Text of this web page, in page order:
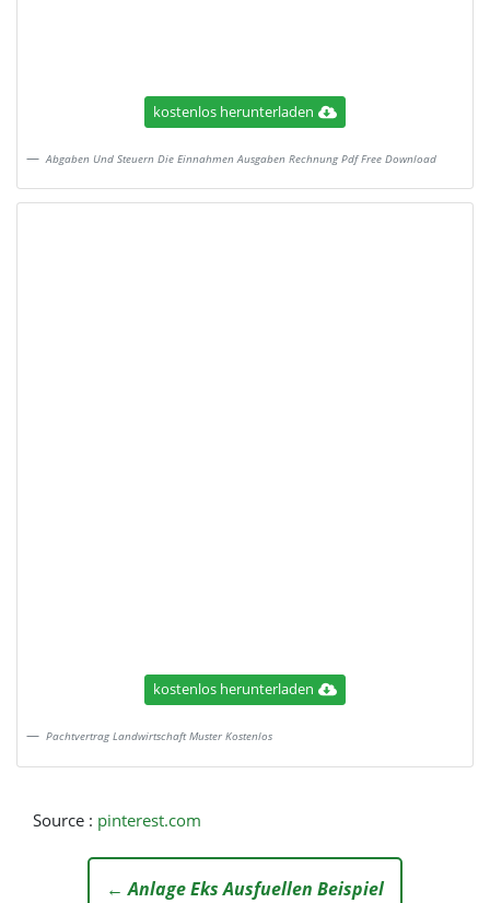
kostenlos herunterladen
Abgaben Und Steuern Die Einnahmen Ausgaben Rechnung Pdf Free Download
kostenlos herunterladen
Pachtvertrag Landwirtschaft Muster Kostenlos
Source : pinterest.com
← Anlage Eks Ausfuellen Beispiel